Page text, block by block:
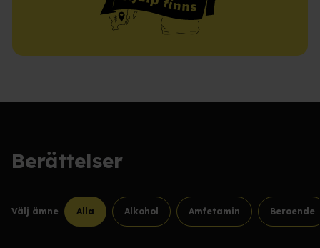
Berättelser
Välj ämne Alla Alkohol Amfetamin Beroende